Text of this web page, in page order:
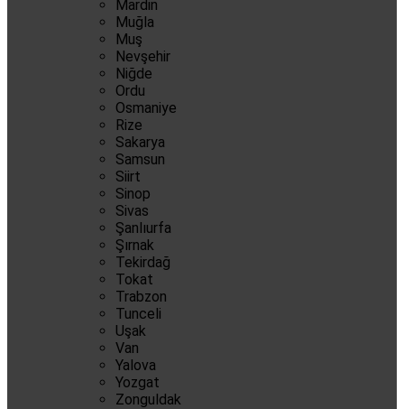
Mardin
Muğla
Muş
Nevşehir
Niğde
Ordu
Osmaniye
Rize
Sakarya
Samsun
Siirt
Sinop
Sivas
Şanlıurfa
Şırnak
Tekirdağ
Tokat
Trabzon
Tunceli
Uşak
Van
Yalova
Yozgat
Zonguldak